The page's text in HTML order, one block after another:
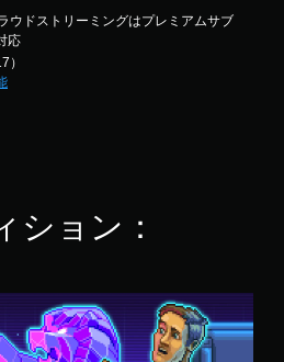
ウドストリーミングはプレミアムサブ
応
）
ション：